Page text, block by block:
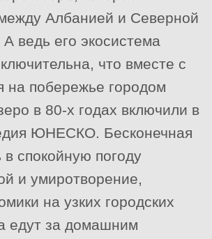
Албанией и Северной
ведь его экосистема
что вместе с
на побережье городом
в 80-х годах включили в
ЮНЕСКО. Бесконечная
в спокойную погоду
и умиротворение,
на узких городских
едут за домашним